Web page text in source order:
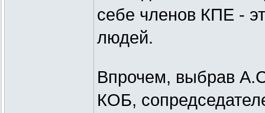
себе членов КПЕ -
людей.
Впрочем, выбрав
КОБ,